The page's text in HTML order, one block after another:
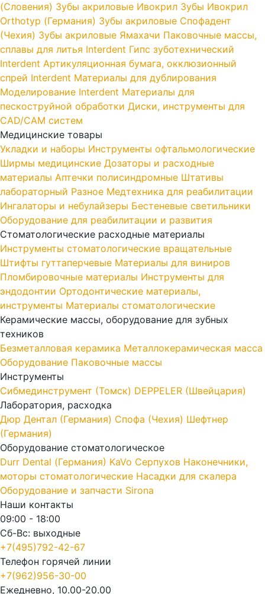
(Словения) Зубы акриловые Ивокрил Зубы Ивокрил
Orthotyp (Германия) Зубы акриловые Спофадент
(Чехия) Зубы акриловые Ямахачи Паковочные массы,
сплавы для литья Interdent Гипс зуботехнический
Interdent Артикуляционная бумага, окклюзионный
спрей Interdent Материалы для дублирования
Моделирование Interdent Материалы для
пескоструйной обработки Диски, инструменты для
CAD/CAM систем
Медицинские товары
Укладки и наборы Инструменты офтальмологические
Ширмы медицинские Дозаторы и расходные
материалы Аптечки полисиндромные Штативы
лабораторный Разное Медтехника для реабилитации
Ингалаторы и небулайзеры Бестеневые светильники
Оборудование для реабилитации и развития
Стоматологические расходные материалы
Инструменты стоматологические вращательные
Штифты гуттаперчевые Материалы для виниров
Пломбировочные материалы Инструменты для
эндодонтии Ортодонтические материалы,
инструменты Материалы стоматологические
Керамические массы, оборудование для зубных
техников
Безметалловая керамика Металлокерамическая масса
Оборудование Паковочные массы
Инструменты
Cибмединструмент (Томск) DEPPELER (Швейцария)
Лаборатория, расходка
Дюр Дентал (Германия) Спофа (Чехия) Шефтнер
(Германия)
Оборудование стоматологическое
Durr Dental (Германия) KaVo Серпухов Наконечники,
моторы стоматологические Насадки для скалера
Оборудование и запчасти Sirona
Наши контакты
09:00 - 18:00
Сб-Вс: выходные
+7(495)792-42-67
Телефон горячей линии
+7(962)956-30-00
Ежедневно, 10.00-20.00